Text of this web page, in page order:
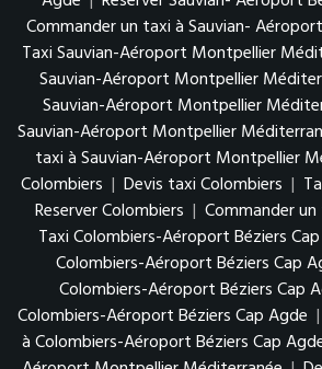
Commander un taxi à Sauvian-
Taxi Sauvian-Aéroport Montpellier
Sauvian-Aéroport Montpellier
Sauvian-Aéroport Montpellier
Sauvian-Aéroport Montpellier
taxi à Sauvian-Aéroport Montpellier
Colombiers | Devis taxi Colombiers |
Reserver Colombiers | Commander
Taxi Colombiers-Aéroport Béziers
Colombiers-Aéroport Béziers Cap
Colombiers-Aéroport Béziers Cap
Colombiers-Aéroport Béziers Cap Agde |
à Colombiers-Aéroport Béziers Cap